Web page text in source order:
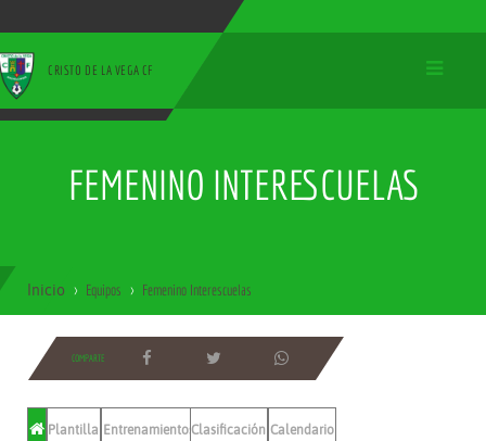
CRISTO DE LA VEGA CF
FEMENINO INTERESCUELAS
Inicio Equipos Femenino Interescuelas
COMPARTE
Plantilla EntrenamientosClasificación Calendario